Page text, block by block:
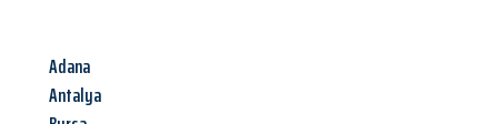
Adana
Antalya